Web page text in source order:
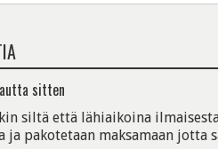
sitten
siltä että lähiaikoina
ja pakotetaan maksamaan jotta